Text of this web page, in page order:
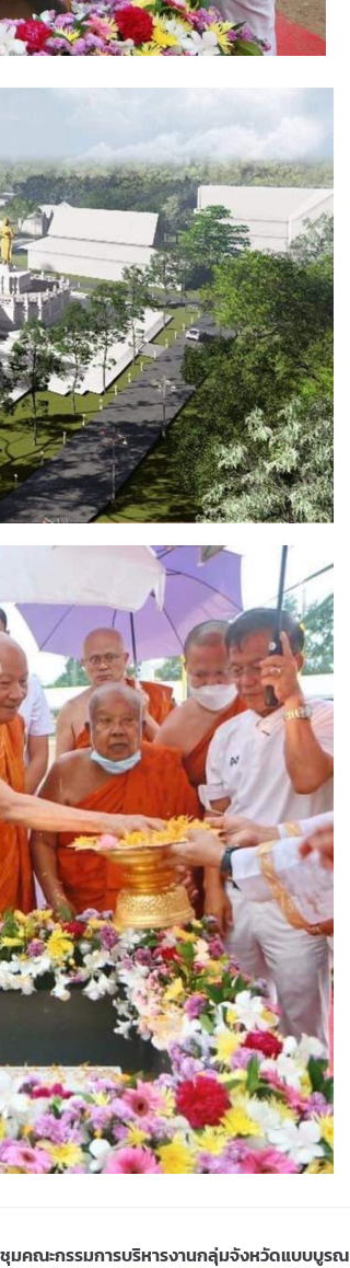
ชุมคณะกรรมการบริหารงานกลุ่มจังหวัดแบบบูรณ